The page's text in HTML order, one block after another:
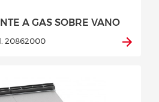
A GAS SOBRE VANO
20862000